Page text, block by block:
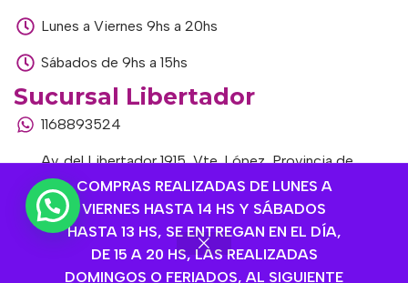
COMPRAS REALIZADAS DE LUNES A
VIERNES HASTA 14 HS Y SÁBADOS
HASTA 13 HS, SE ENTREGAN EN EL DÍA,
DE 15 A 20 HS, LAS REALIZADAS
DOMINGOS O FERIADOS, AL SIGUIENTE
Lunes a Viernes 9hs a 20hs
Sábados de 9hs a 15hs
Sucursal Libertador
1168893524
Av. del Libertador 1915, Vte. López, Provincia de
Buenos Aires
Lunes a Viernes de 9hs a 13hs / 16hs a 20hs
Sábados de 9hs a 15hs